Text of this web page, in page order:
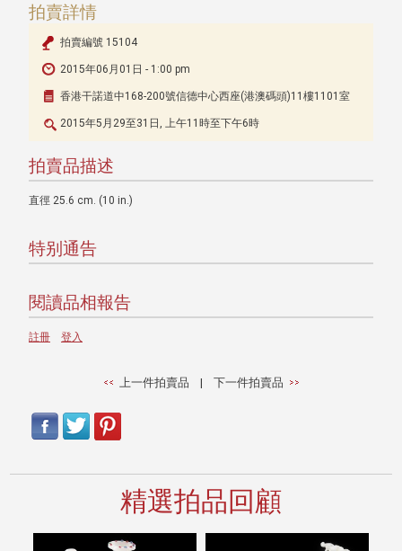
拍賣詳情
拍賣編號 15104
2015年06月01日 - 1:00 pm
香港干諾道中168-200號信德中心西座(港澳碼頭)11樓1101室
2015年5月29至31日, 上午11時至下午6時
拍賣品描述
直徑 25.6 cm. (10 in.)
特别通告
閱讀品相報告
註冊 登入
上一件拍賣品 | 下一件拍賣品
精選拍品回顧